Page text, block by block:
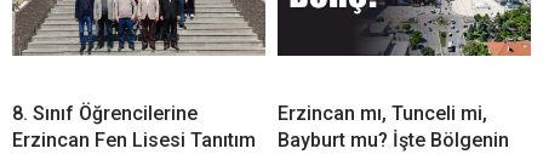
8. Sınıf Öğrencilerine
Erzincan Fen Lisesi Tanıtım
Erzincan mı, Tunceli mi,
Bayburt mu? İşte Bölgenin